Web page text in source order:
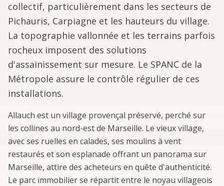
collectif, particulièrement dans les secteurs de
Pichauris, Carpiagne et les hauteurs du village.
La topographie vallonnée et les terrains parfois
rocheux imposent des solutions
d'assainissement sur mesure. Le SPANC de la
Métropole assure le contrôle régulier de ces
installations.
Allauch est un village provençal préservé, perché sur
les collines au nord-est de Marseille. Le vieux village,
avec ses ruelles en calades, ses moulins à vent
restaurés et son esplanade offrant un panorama sur
Marseille, attire des acheteurs en quête d'authenticité.
Le parc immobilier se répartit entre le noyau villageois